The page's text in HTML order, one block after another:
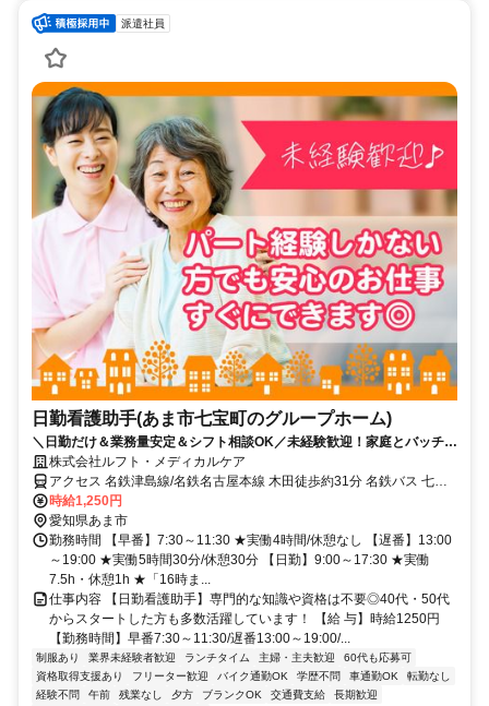
派遣社員
日勤看護助手(あま市七宝町のグループホーム)
＼日勤だけ＆業務量安定＆シフト相談OK／未経験歓迎！家庭とバッチリ
両立できるお仕事を始めませんか？
株式会社ルフト・メディカルケア
アクセス 名鉄津島線/名鉄名古屋本線 木田徒歩約31分 名鉄バス 七宝
病院前から徒歩で5分 ※無料駐車場完備
時給1,250円
愛知県あま市
勤務時間 【早番】7:30～11:30 ★実働4時間/休憩なし 【遅番】13:00
～19:00 ★実働5時間30分/休憩30分 【日勤】9:00～17:30 ★実働
7.5h・休憩1h ★「16時ま...
仕事内容 【日勤看護助手】専門的な知識や資格は不要◎40代・50代
からスタートした方も多数活躍しています！ 【給 与】時給1250円
【勤務時間】早番7:30～11:30/遅番13:00～19:00/...
制服あり 業界未経験者歓迎 ランチタイム 主婦・主夫歓迎
60代も応募可
資格取得支援あり
フリーター歓迎 バイク通勤OK 学歴不問 車通勤OK
転勤なし
経験不問
午前 残業なし 夕方 ブランクOK 交通費支給
長期歓迎